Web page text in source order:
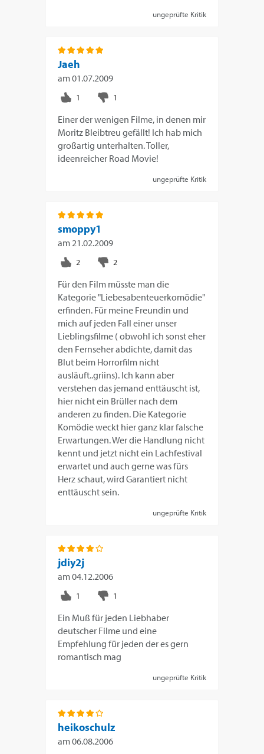
ungeprüfte Kritik
Jaeh
am01.07.2009
Einer der wenigen Filme, in denen mir
Moritz Bleibtreu gefällt! Ich hab mich
großartig unterhalten. Toller,
ideenreicher Road Movie!
ungeprüfte Kritik
smoppy1
am 21.02.2009
Für den Film müsste man die
Kategorie "Liebesabenteuerkomödie"
erfinden. Für meine Freundin und
mich auf jeden Fall einer unser
Lieblingsfilme ( obwohl ich sonst eher
den Fernseher abdichte, damit das
Blut beim Horrorfilm nicht
ausläuft..griins). Ich kann aber
verstehen das jemand enttäuscht ist,
hier nicht ein Brüller nach dem
anderen zu finden. Die Kategorie
Komödie weckt hier ganz klar falsche
Erwartungen. Wer die Handlung nicht
kennt und jetzt nicht ein Lachfestival
erwartet und auch gerne was fürs
Herz schaut, wird Garantiert nicht
enttäuscht sein.
ungeprüfte Kritik
jdiy2j
am04.12.2006
Ein Muß für jeden Liebhaber
deutscher Filme und eine
Empfehlung für jeden der es gern
romantisch mag
ungeprüfte Kritik
heikoschulz
am06.08.2006